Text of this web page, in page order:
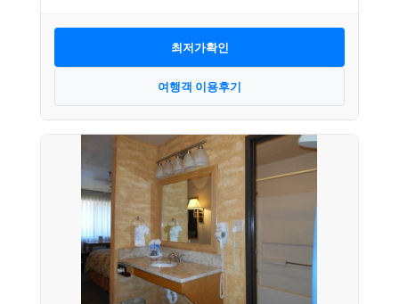
최저가확인
여행객 이용후기